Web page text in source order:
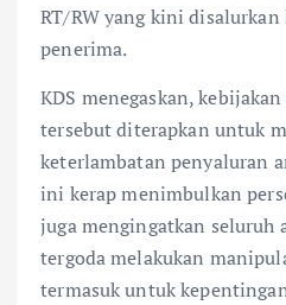
RT/RW yang kini
penerima.
KDS menegaskan,
tersebut diterapkan untuk
keterlambatan penyaluran
ini kerap menimbulkan
juga mengingatkan seluruh
tergoda melakukan
termasuk untuk